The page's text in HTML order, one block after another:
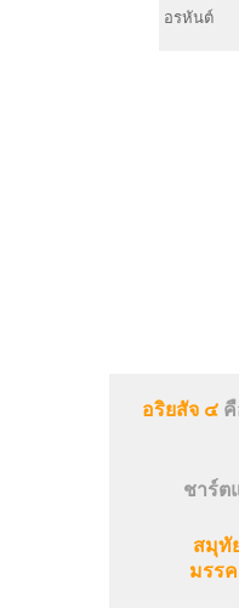
อรหันต์
อริยสัจ ๔
ชาร์ต
สมุทั
มรร